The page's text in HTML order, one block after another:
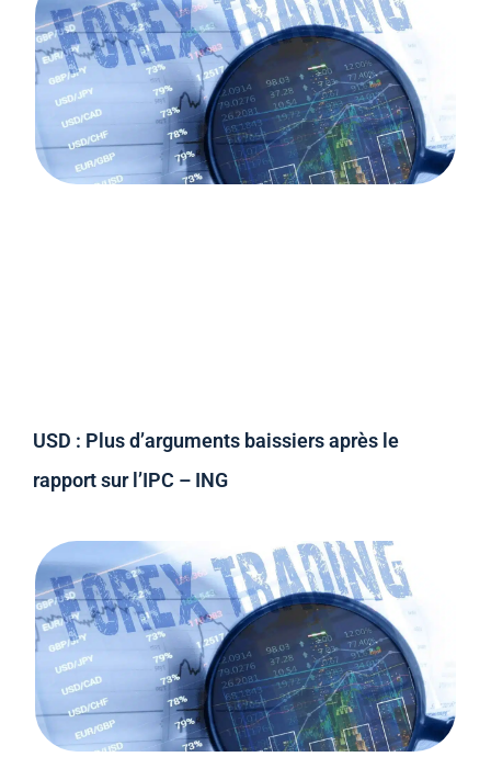
USD : Plus d’arguments baissiers après le
rapport sur l’IPC – ING